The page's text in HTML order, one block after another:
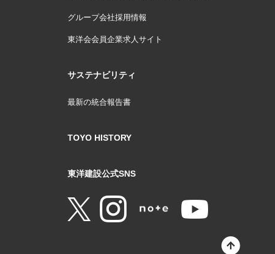
グループ会社採用情報
東洋会会員企業求人サイト
サステナビリティ
最新の統合報告書
TOYO HISTORY
東洋建設公式SNS